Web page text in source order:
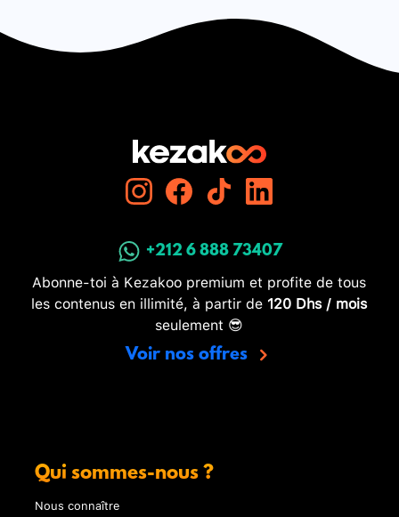
+212 6 888 73407
Abonne-toi à Kezakoo premium et profite de tous
les contenus en illimité, à partir de 120 Dhs / mois
seulement 😎
Voir nos offres
Qui sommes-nous ?
Nous connaître